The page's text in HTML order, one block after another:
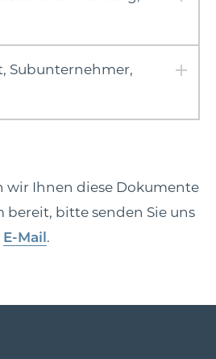
Subunternehmer,
wir Ihnen diese Dokumente
bereit, bitte senden Sie uns
E-Mail .